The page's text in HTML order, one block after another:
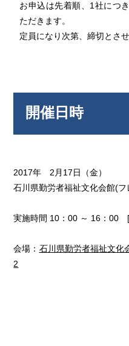
お申込は先着順、1社につ
ただきます。
定員になり次第、締切とさ
開催日時
2017年 2月17日（金）
石川県勤労者福祉文化会
実施時間 10：00 ～ 16：00
会場： 石川県勤労者福祉文
2